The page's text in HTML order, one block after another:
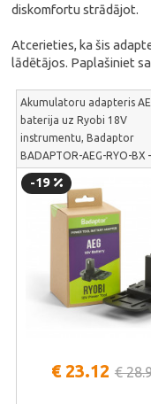
diskomfortu strādājot.
Atcerieties, ka šis
lādētājos. Paplašiniet
Akumulatoru adapteris
baterija uz Ryobi 18V
instrumentu, Badaptor
BADAPTOR-AEG-RYO-BX
Izmanto esošos AEG
akumulatorus plašajā
sērijas dārza un remonta
BADAPTOR-AEG-RYO-BX
-19
€ 23.12 €